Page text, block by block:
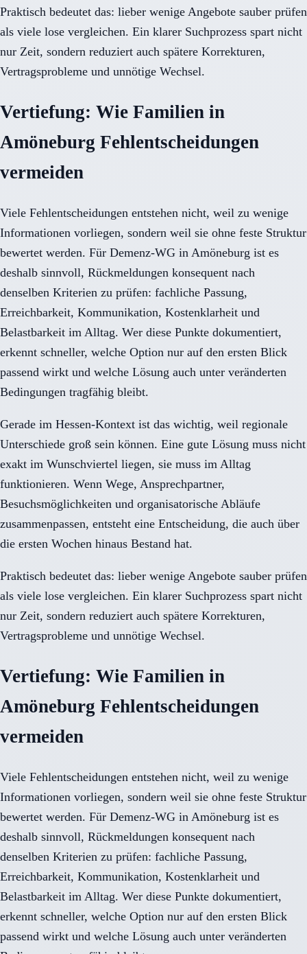
Praktisch bedeutet das: lieber wenige Angebote sauber prüfen
als viele lose vergleichen. Ein klarer Suchprozess spart nicht
nur Zeit, sondern reduziert auch spätere Korrekturen,
Vertragsprobleme und unnötige Wechsel.
Vertiefung: Wie Familien in
Amöneburg Fehlentscheidungen
vermeiden
Viele Fehlentscheidungen entstehen nicht, weil zu wenige
Informationen vorliegen, sondern weil sie ohne feste Struktur
bewertet werden. Für Demenz-WG in Amöneburg ist es
deshalb sinnvoll, Rückmeldungen konsequent nach
denselben Kriterien zu prüfen: fachliche Passung,
Erreichbarkeit, Kommunikation, Kostenklarheit und
Belastbarkeit im Alltag. Wer diese Punkte dokumentiert,
erkennt schneller, welche Option nur auf den ersten Blick
passend wirkt und welche Lösung auch unter veränderten
Bedingungen tragfähig bleibt.
Gerade im Hessen-Kontext ist das wichtig, weil regionale
Unterschiede groß sein können. Eine gute Lösung muss nicht
exakt im Wunschviertel liegen, sie muss im Alltag
funktionieren. Wenn Wege, Ansprechpartner,
Besuchsmöglichkeiten und organisatorische Abläufe
zusammenpassen, entsteht eine Entscheidung, die auch über
die ersten Wochen hinaus Bestand hat.
Praktisch bedeutet das: lieber wenige Angebote sauber prüfen
als viele lose vergleichen. Ein klarer Suchprozess spart nicht
nur Zeit, sondern reduziert auch spätere Korrekturen,
Vertragsprobleme und unnötige Wechsel.
Vertiefung: Wie Familien in
Amöneburg Fehlentscheidungen
vermeiden
Viele Fehlentscheidungen entstehen nicht, weil zu wenige
Informationen vorliegen, sondern weil sie ohne feste Struktur
bewertet werden. Für Demenz-WG in Amöneburg ist es
deshalb sinnvoll, Rückmeldungen konsequent nach
denselben Kriterien zu prüfen: fachliche Passung,
Erreichbarkeit, Kommunikation, Kostenklarheit und
Belastbarkeit im Alltag. Wer diese Punkte dokumentiert,
erkennt schneller, welche Option nur auf den ersten Blick
passend wirkt und welche Lösung auch unter veränderten